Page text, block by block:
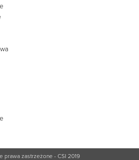
prawa zastrzeżone - CSI 2019